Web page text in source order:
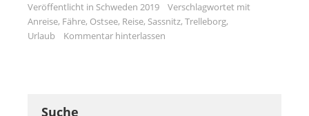
Veröffentlicht in Schweden 2019
Verschlagwortet mit
Anreise, Fähre, Ostsee, Reise, Sassnitz, Trelleborg,
Urlaub
Kommentar hinterlassen
Suche